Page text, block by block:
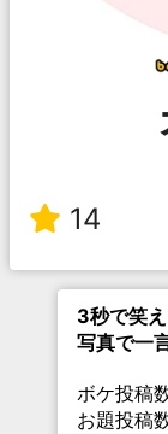
14
3秒で笑
写真で一
ボケ投稿
お題投稿